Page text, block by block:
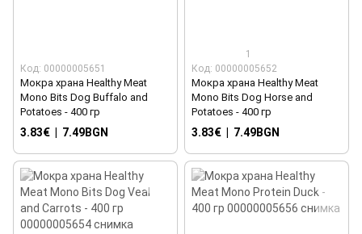
Код: 00000005651
Мокра храна Healthy Meat
Mono Bits Dog Buffalo and
Potatoes - 400 гр
3.83€ 7.49BGN
1
Код: 00000005652
Мокра храна Healthy Meat
Mono Bits Dog Horse and
Potatoes - 400 гр
3.83€ 7.49BGN